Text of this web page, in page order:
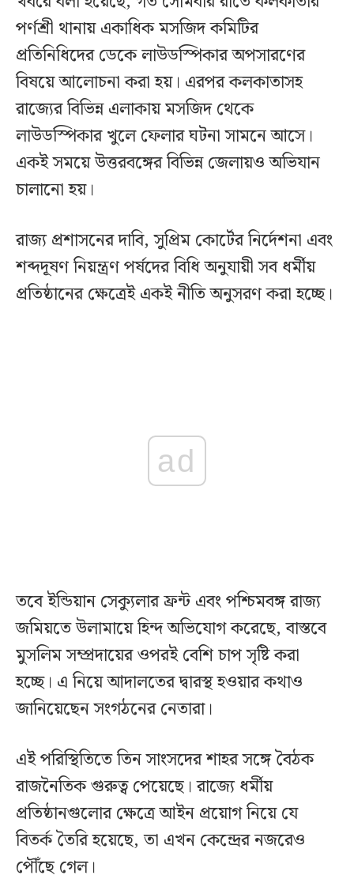
পর্ণশ্রী থানায় একাধিক মসজিদ কমিটির
প্রতিনিধিদের ডেকে লাউডস্পিকার অপসারণের
বিষয়ে আলোচনা করা হয়। এরপর কলকাতাসহ
রাজ্যের বিভিন্ন এলাকায় মসজিদ থেকে
লাউডস্পিকার খুলে ফেলার ঘটনা সামনে আসে।
একই সময়ে উত্তরবঙ্গের বিভিন্ন জেলায়ও অভিযান
চালানো হয়।
রাজ্য প্রশাসনের দাবি, সুপ্রিম কোর্টের নির্দেশনা এবং
শব্দদূষণ নিয়ন্ত্রণ পর্ষদের বিধি অনুযায়ী সব ধর্মীয়
প্রতিষ্ঠানের ক্ষেত্রেই একই নীতি অনুসরণ করা হচ্ছে।
ad
তবে ইন্ডিয়ান সেক্যুলার ফ্রন্ট এবং পশ্চিমবঙ্গ রাজ্য
জমিয়তে উলামায়ে হিন্দ অভিযোগ করেছে, বাস্তবে
মুসলিম সম্প্রদায়ের ওপরই বেশি চাপ সৃষ্টি করা
হচ্ছে। এ নিয়ে আদালতের দ্বারস্থ হওয়ার কথাও
জানিয়েছেন সংগঠনের নেতারা।
এই পরিস্থিতিতে তিন সাংসদের শাহর সঙ্গে বৈঠক
রাজনৈতিক গুরুত্ব পেয়েছে। রাজ্যে ধর্মীয়
প্রতিষ্ঠানগুলোর ক্ষেত্রে আইন প্রয়োগ নিয়ে যে
বিতর্ক তৈরি হয়েছে, তা এখন কেন্দ্রের নজরেও
পৌঁছে গেল।